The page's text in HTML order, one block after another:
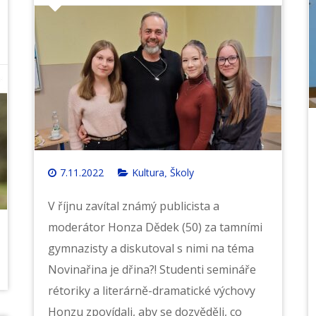
7.11.2022 Kultura ,Školy
V říjnu zavítal známý publicista a
moderátor Honza Dědek (50) za tamními
gymnazisty a diskutoval s nimi na téma
Novinařina je dřina?! Studenti semináře
rétoriky a literárně-dramatické výchovy
Honzu zpovídali, aby se dozvěděli, co